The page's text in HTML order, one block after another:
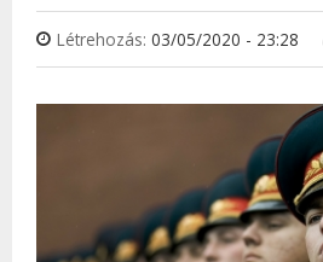
Létrehozás: 03/05/2020 - 23:28